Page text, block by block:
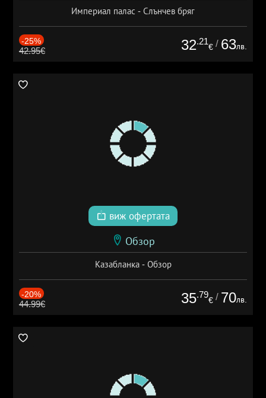
Империал палас - Слънчев бряг
-25%
42.95€ 32.21
€ / 63лв.
виж офертата
Обзор
Казабланка - Обзор
-20%
44.99€ 35.79
€ / 70лв.